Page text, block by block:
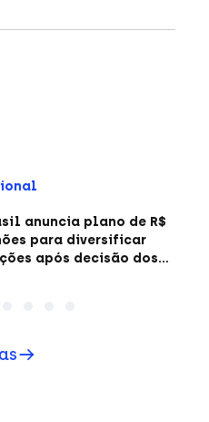
anuncia plano de R$
para diversificar
após decisão dos